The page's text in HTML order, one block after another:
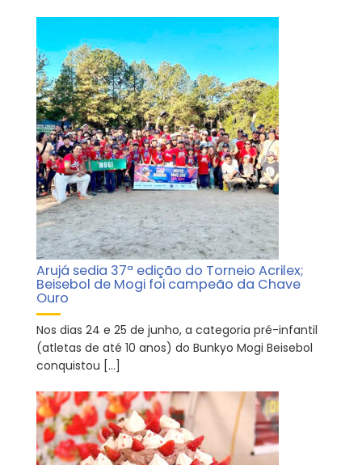
Arujá sedia 37ª edição do Torneio Acrilex;
Beisebol de Mogi foi campeão da Chave
Ouro
Nos dias 24 e 25 de junho, a categoria pré-infantil
(atletas de até 10 anos) do Bunkyo Mogi Beisebol
conquistou […]